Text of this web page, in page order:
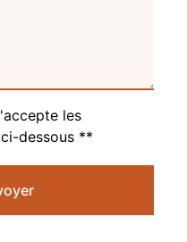
les
dessous **